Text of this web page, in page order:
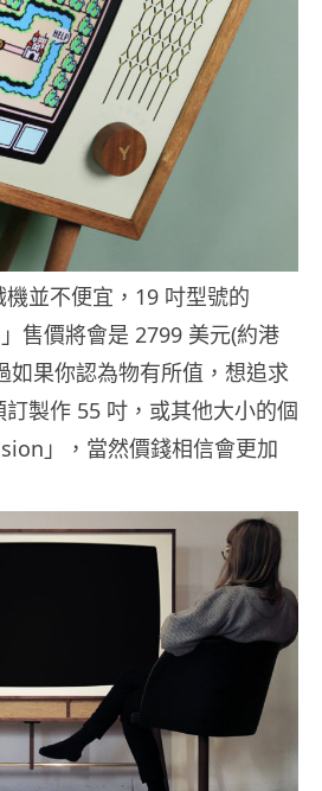
並不便宜，19 吋型號的
售價將會是 2799 美元(約港
如果你認為物有所值，想追求
製作 55 吋，或其他大小的個
」，當然價錢相信會更加